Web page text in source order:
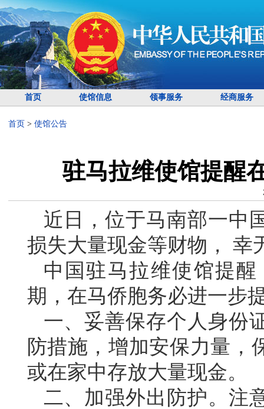
首页 使馆信息 领事服务 经商服务
首页 > 使馆公告
驻马拉维使馆提醒
近日，位于马南部一中
损失大量现金等财物， 幸
中国驻马拉维使馆提
期，在马侨胞务必进一步
一、妥善保存个人身份
防措施，增加安保力量，
或在家中存放大量现金。
二、加强外出防护。注